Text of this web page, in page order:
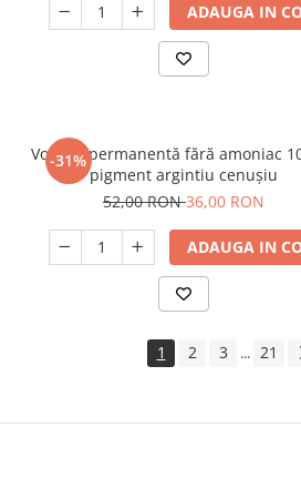
ADAUGA IN
-31%
Vopsea permanentă fără amoniac
pigment argintiu cenușiu
52,00 RON36,00 RON
ADAUGA IN
1 2 3 ... 21